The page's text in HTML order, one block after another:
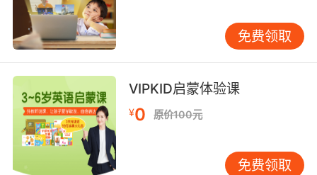
演唱作为音乐的表现形式，其重要性同样不可忽
视。演员的声音条件、演唱技巧以及对角色的理
解，都会直接影响到歌曲的表现力。在英语音乐
剧中，演唱不仅要准确传达歌词的含义，还要通
过音色、音量、节奏等变化，展现出角色的性格
特点与情感状态。优秀的演唱者能够将歌曲演绎
得淋漓尽致，让观众在旋律与情感的共鸣中感受
到音乐剧的魅力。
免费领取
VIPKID启蒙体验课
¥0 原价100元
免费领取